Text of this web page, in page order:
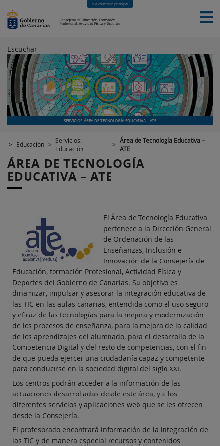
Ir a contenido principal
INICIO EDUCACIÓN
FORMACIÓN PROFESIONAL
CUALIFICACIONES PROFESIONALES
DEPORTES
CONTACTO
[INTRANET]
Escuchar
SERVICIOS: ÁREA DE TECNOLOGÍA EDUCATIVA – ATE
> Educación > Servicios:
Educación
> Área de Tecnología Educativa –
ATE
ÁREA DE TECNOLOGÍA
EDUCATIVA – ATE
El Área de Tecnología Educativa
pertenece a la Dirección General
de Ordenación de las
Enseñanzas, Inclusión e
Innovación de la Consejería de
Educación, formación Profesional, Actividad Física y
Deportes del Gobierno de Canarias. Su objetivo es
dinamizar, impulsar y asesorar la integración educativa de
las TIC en las aulas canarias, entendida como el uso seguro
y eficaz de las tecnologías para la mejora y modernización
de los procesos de enseñanza, para la mejora de la calidad
de los aprendizajes del alumnado, para el desarrollo de la
Competencia Digital y del resto de competencias, con el fin
de que pueda ejercer una ciudadanía capaz y competente
para conducirse en la sociedad digital del siglo XXI.
Los centros podrán acceder a la información de las
actuaciones desarrolladas desde este área, y a los
diferentes servicios y aplicaciones web que se les ofrecen
desde la Consejería.
El profesorado encontrará información de la integración de
las TIC y de manera especial recursos y contenidos